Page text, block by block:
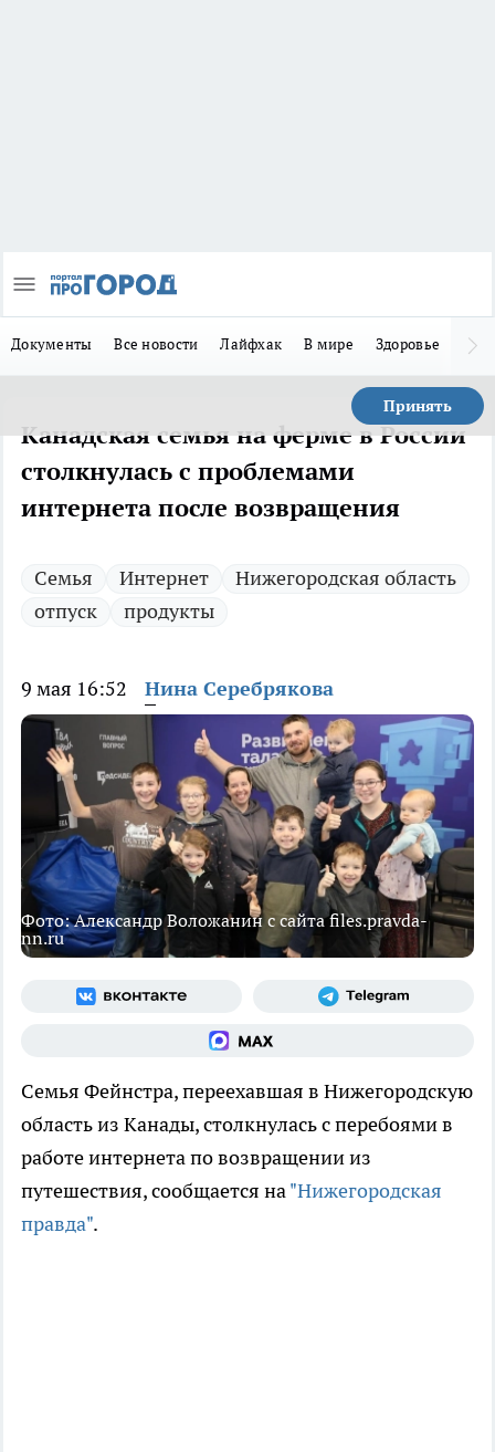
Документы Все новости Лайфхак В мире Здоровье
Принять
Канадская семья на ферме в России
столкнулась с проблемами
интернета после возвращения
Семья Интернет
Нижегородская область
отпуск
продукты
9 мая 16:52 Нина Серебрякова
Фото: Александр Воложанин с сайта files.pravda-
nn.ru
Семья Фейнстра, переехавшая в Нижегородскую
область из Канады, столкнулась с перебоями в
работе интернета по возвращении из
путешествия, сообщается на"Нижегородская
правда".